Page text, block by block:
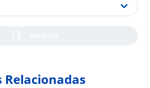
Relacionadas